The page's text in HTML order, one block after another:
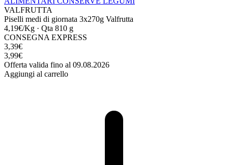
VALFRUTTA
Piselli medi di giornata 3x270g Valfrutta
4,19€/Kg · Qta 810 g
CONSEGNA EXPRESS
3,39€
3,99€
Offerta valida fino al 09.08.2026
Aggiungi al carrello